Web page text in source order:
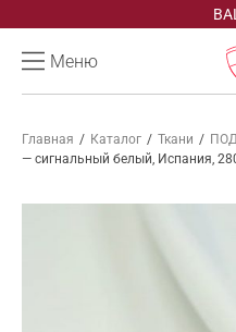
Меню
Главная / Каталог / Ткани /
— сигнальный белый, Испания,